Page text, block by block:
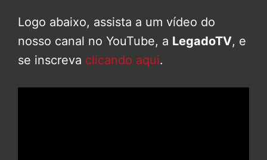
Logo abaixo, assista a um vídeo do
nosso canal no YouTube, a LegadoTV, e
se inscreva clicando aqui.